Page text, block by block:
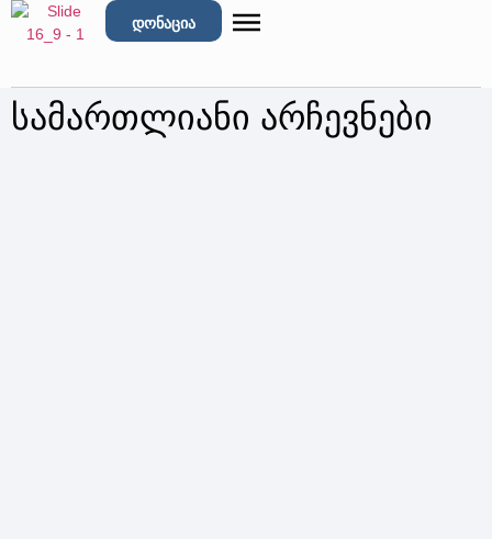
დონაცია
სამართლიანი არჩევნები